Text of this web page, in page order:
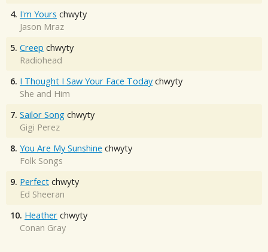
4. I'm Yours chwyty
Jason Mraz
5. Creep chwyty
Radiohead
6. I Thought I Saw Your Face Today chwyty
She and Him
7. Sailor Song chwyty
Gigi Perez
8. You Are My Sunshine chwyty
Folk Songs
9. Perfect chwyty
Ed Sheeran
10. Heather chwyty
Conan Gray